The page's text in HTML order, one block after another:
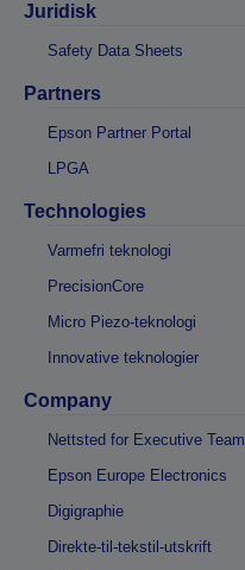
Juridisk
Safety Data Sheets
Partners
Epson Partner Portal
LPGA
Technologies
Varmefri teknologi
PrecisionCore
Micro Piezo-teknologi
Innovative teknologier
Company
Nettsted for Executive Team
Epson Europe Electronics
Digigraphie
Direkte-til-tekstil-utskrift